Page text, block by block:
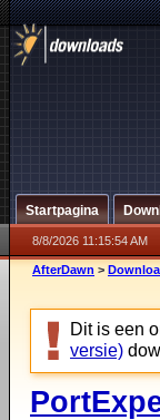
Startpagina
8/8/2026 11:15:54 AM
AfterDawn >
Dit is een
versie)